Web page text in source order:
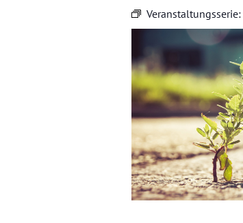
Veranstaltungsserie: